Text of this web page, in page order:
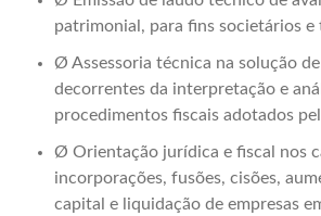
patrimonial, para fins societários
Ø Assessoria técnica na solução
decorrentes da interpretação e
procedimentos fiscais adotados
Ø Orientação jurídica e fiscal nos
incorporações, fusões, cisões,
capital e liquidação de empresas